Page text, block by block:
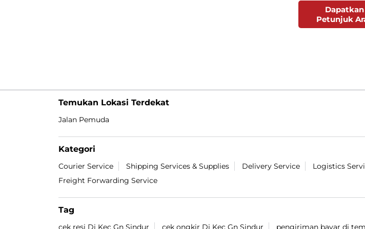
Dapatkan
Petunjuk
Temukan Lokasi Terdekat
Jalan Pemuda
Kategori
Courier Service Shipping Services & Supplies Delivery Service Logistics
Freight Forwarding Service
Tag
cek resi Di Kec Gn Sindur cek ongkir Di Kec Gn Sindur pengiriman bayar di